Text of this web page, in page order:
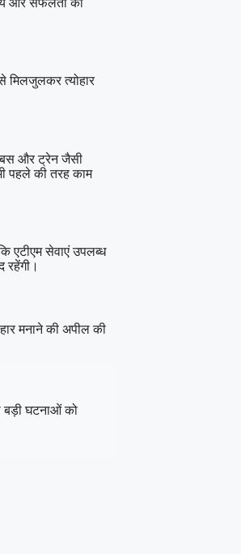
और सफलता की
मिलजुलकर त्योहार
बस और ट्रेन जैसी
पहले की तरह काम
एटीएम सेवाएं उपलब्ध
रहेंगी।
मनाने की अपील की
बड़ी घटनाओं को